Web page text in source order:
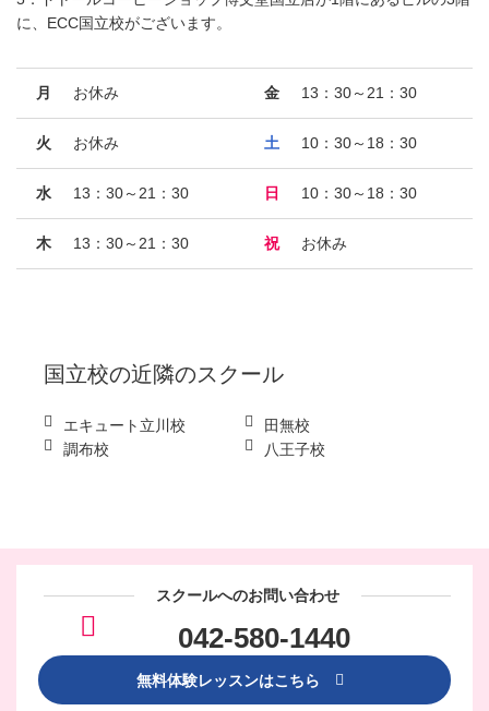
に、ECC国立校がございます。
月 お休み
火 お休み
水 13：30～21：30
木 13：30～21：30
金 13：30～21：30
土 10：30～18：30
日 10：30～18：30
祝 お休み
国立校の近隣のスクール
エキュート立川校
田無校
調布校
八王子校
スクールへのお問い合わせ
042-580-1440
無料体験レッスンはこちら